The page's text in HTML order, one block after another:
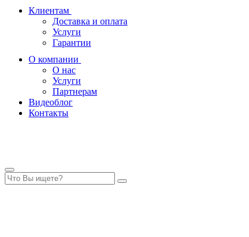
Клиентам
Доставка и оплата
Услуги
Гарантии
О компании
О нас
Услуги
Партнерам
Видеоблог
Контакты